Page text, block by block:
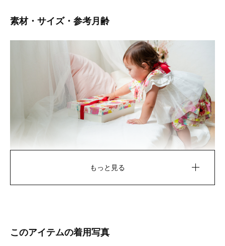
ファーストパンツ
動きに合わせて一緒に動く可愛いフ
ット＆大きめのマチ付きで履かせや
おでかけ帽子
紫外線遮へい率は98.5%。おしゃれ
も快適さも叶えてくれる、夏のおで
かけの頼れる味方です。
素材・サイズ・参考月齢
もっと見る
このアイテムの着用写真